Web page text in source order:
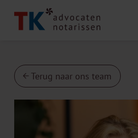
Terug naar ons team